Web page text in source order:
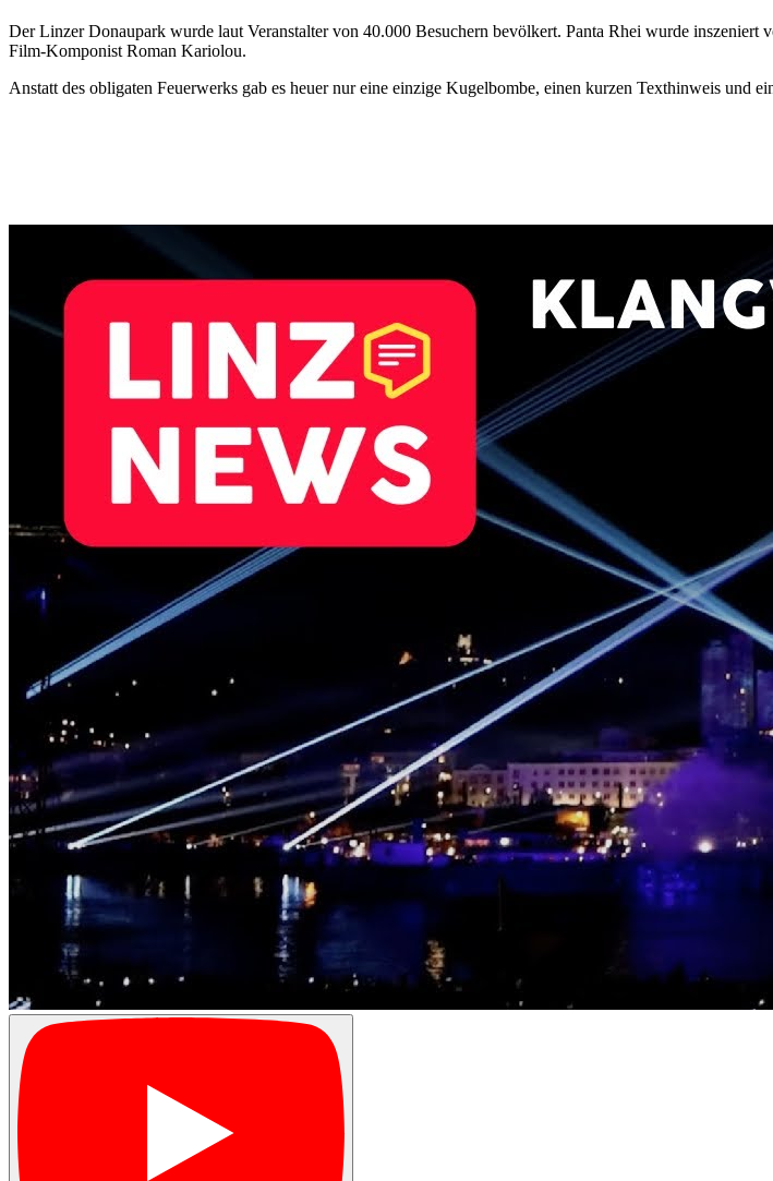
Der Linzer Donaupark wurde laut Veranstalter von 40.000 Besuchern bevölkert. Panta Rhei wurde
Film-Komponist Roman Kariolou.
Anstatt des obligaten Feuerwerks gab es heuer nur eine einzige Kugelbombe, einen kurzen Texthinweis und